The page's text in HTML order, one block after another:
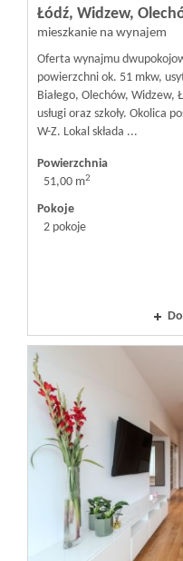
Łódź, Widzew,
mieszkanie na wynajem
Oferta wynajmu
powierzchni ok. 51 mkw,
Białego, Olechów, Widzew,
usługi oraz szkoły. Okolica
W-Z. Lokal składa ...
Powierzchnia
51,00 m2
Pokoje
2 pokoje